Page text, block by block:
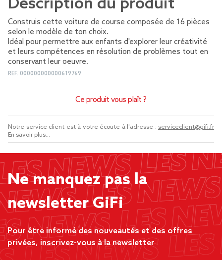
Description du produit
Construis cette voiture de course composée de 16 pièces
selon le modèle de ton choix.
Idéal pour permettre aux enfants d'explorer leur créativité
et leurs compétences en résolution de problèmes tout en
conservant leur oeuvre.
REF. 000000000000619769
Ce produit vous plaît ?
Notre service client est à votre écoute à l'adresse : serviceclient@gifi.fr
En savoir plus...
Ne manquez pas la
newsletter GiFi
Pour être informé des nouveautés et des offres
privées, inscrivez-vous à la newsletter